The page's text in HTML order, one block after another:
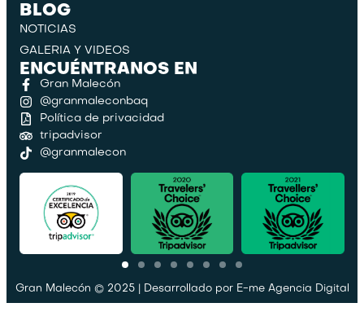
BLOG
NOTICIAS
GALERIA Y VIDEOS
ENCUÉNTRANOS EN
Gran Malecón
@granmaleconbaq
Política de privacidad
tripadvisor
@granmalecon
Gran Malecón © 2025 | Desarrollado por E-me Agencia Digital